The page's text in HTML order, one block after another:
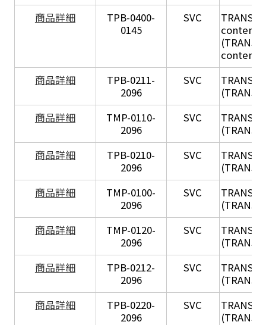
商品詳細
TPB-0400-
0145
SVC
content
content
商品詳細
TPB-0211-
2096
SVC TRANSIL
商品詳細
TMP-0110-
2096
SVC TRANSIL
商品詳細
TPB-0210-
2096
SVC TRANSIL
商品詳細
TMP-0100-
2096
SVC TRANSIL
商品詳細
TMP-0120-
2096
SVC TRANSIL
商品詳細
TPB-0212-
2096
SVC TRANSIL
商品詳細
TPB-0220-
2096
SVC TRANSIL